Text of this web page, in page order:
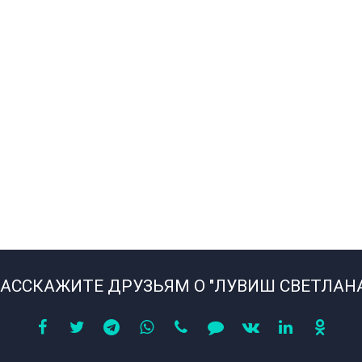
ДРУЗЬЯМ О "ЛУВИШ